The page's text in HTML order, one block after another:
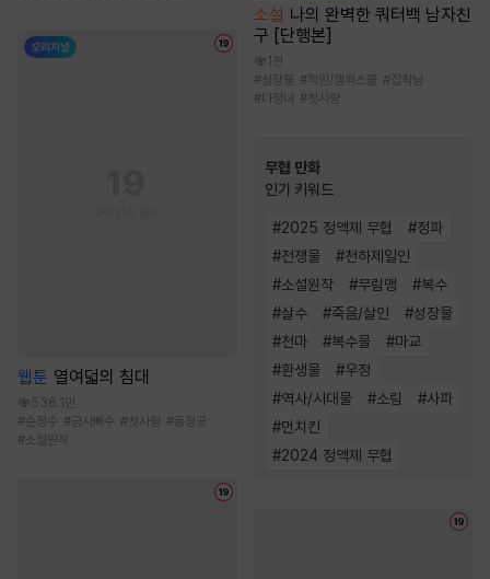
웹툰 열여덟의 침대
536.1만
#순정수 #금사빠수 #첫사랑 #동정공
#소설원작
소설 나의 완벽한 쿼터백 남자친
구 [단행본]
1천
#성장물 #학원/캠퍼스물 #집착남
#다정녀 #첫사랑
무협 만화
인기 키워드
#2025 정액제 무협 #정파
#전쟁물 #천하제일인
#소설원작 #무림맹 #복수
#살수 #죽음/살인 #성장물
#천마 #복수물 #마교
#환생물 #우정
#역사/시대물 #소림 #사파
#먼치킨
#2024 정액제 무협